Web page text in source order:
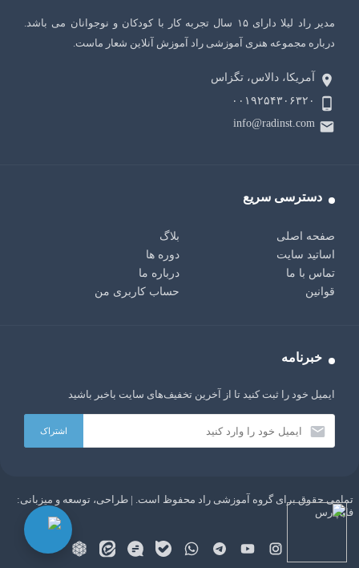
مدیر راد لیلا دارای ۱۵ سال تجربه کار با کودکان و نوجوانان می باشد.
درباره مجموعه هنری آموزشی راد آموزش آنلاین شعار ماست.
آمریکا، دالاس، تگزاس
۰۰۱۹۲۵۴۳۰۶۳۲۰
info@radinst.com
دسترسی سریع
صفحه اصلی
بلاگ
اساتید سایت
دوره ها
تماس با ما
درباره ما
قوانین
حساب کاربری من
خبرنامه
ایمیل خود را ثبت کنید تا از آخرین تخفیف‌های سایت باخبر باشید
تمامی حقوق برای گروه آموزشی راد محفوظ است. | طراحی، توسعه و میزبانی:
فاباپارس
AI:
سلام دوست من، من یک ربات چت با هوش مصنوعی GPT
هستم. هر چیزی دوست داری از من بپرس!